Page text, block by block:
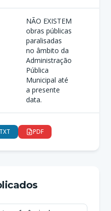
NÃO EXISTEM
obras públicas
paralisadas
no âmbito da
Administração
Pública
Municipal até
a presente
data.
TXT PDF